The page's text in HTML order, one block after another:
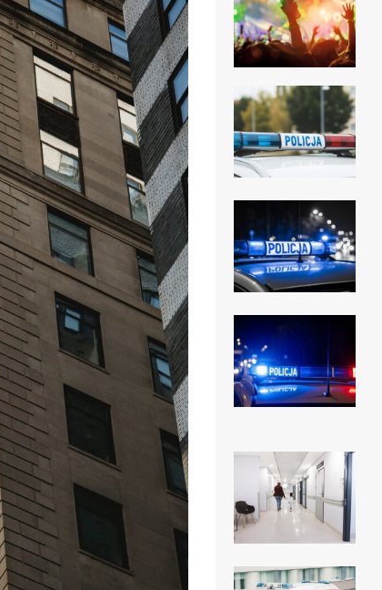
Poczta
Kino
Księgarnia